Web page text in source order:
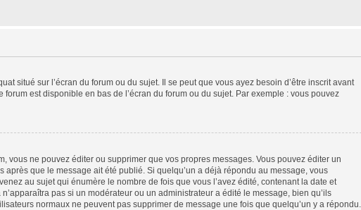
situé sur l’écran du forum ou du sujet. Il se peut que vous ayez besoin d’être inscrit avant
est disponible en bas de l’écran du forum ou du sujet. Par exemple : vous pouvez
vous ne pouvez éditer ou supprimer que vos propres messages. Vous pouvez éditer un
que le message ait été publié. Si quelqu’un a déjà répondu au message, vous
au sujet qui énumère le nombre de fois que vous l’avez édité, contenant la date et
pas si un modérateur ou un administrateur a édité le message, bien qu’ils
normaux ne peuvent pas supprimer de message une fois que quelqu’un y a répondu.